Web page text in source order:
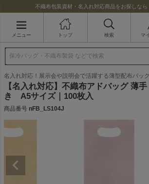
不織布包装資材・名入れ対応商品をお探しなら
メニュー トップ 検索 マ
名入れ対応！展示会や説明会で活躍する薄型配布バッ
【名入れ対応】不織布アドバッグ 薄
き A5サイズ｜100枚入
商品番号 nFB_LS104J